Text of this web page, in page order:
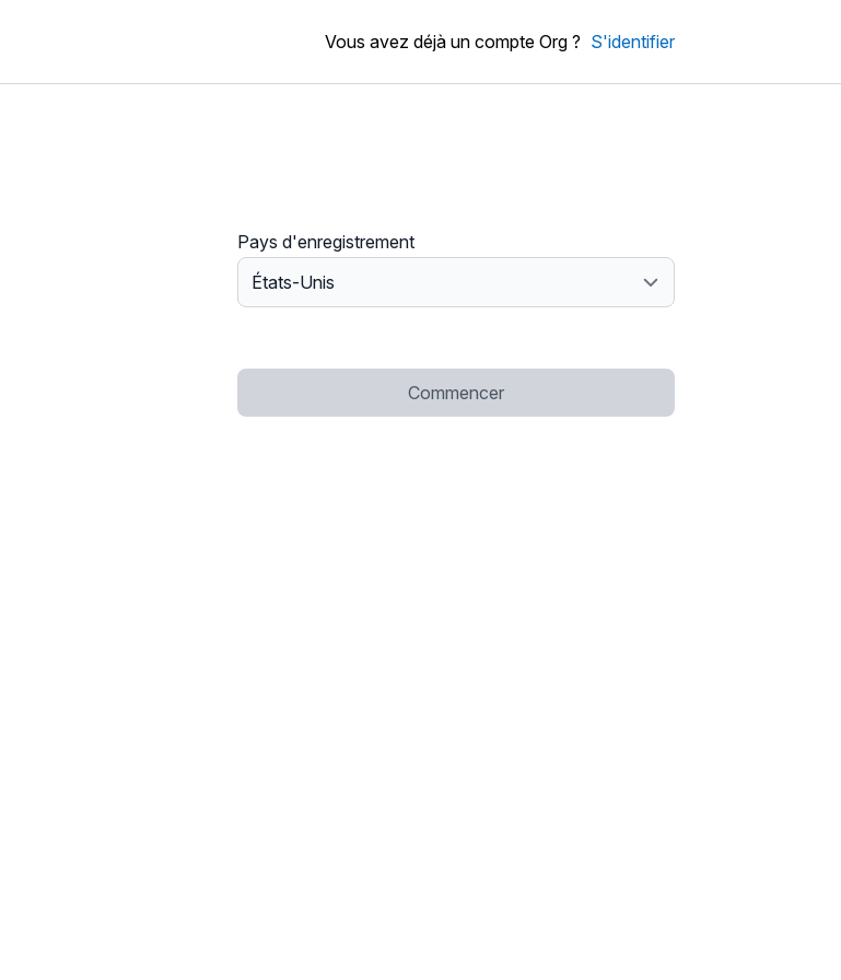
Vous avez déjà un compte Org ? S'identifier
Pays d'enregistrement
Commencer